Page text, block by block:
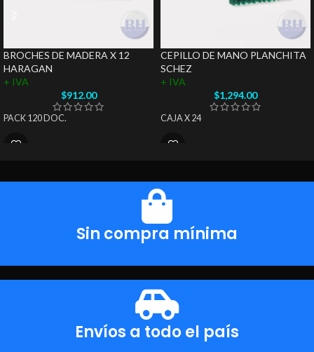
BROCHES DE MADERA X 12
HARAGAN
+ IVA
$912.00
PACK 120 DOC.
CEPILLO DE MANO PLANCHITA
SCHEZ
+ IVA
$1,294.00
CAJA X 24
Sin compra mínima
Envíos a todo el país